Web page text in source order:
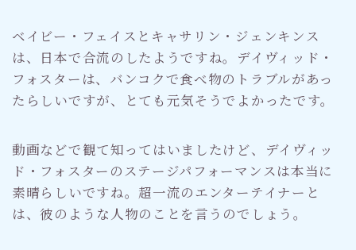
ベイビー・フェイスとキャサリン・ジェンキンス
は、日本で合流のしたようですね。デイヴィッド・
フォスターは、バンコクで食べ物のトラブルがあっ
たらしいですが、とても元気そうでよかったです。
動画などで観て知ってはいましたけど、デイヴィッ
ド・フォスターのステージパフォーマンスは本当に
素晴らしいですね。超一流のエンターテイナーと
は、彼のような人物のことを言うのでしょう。